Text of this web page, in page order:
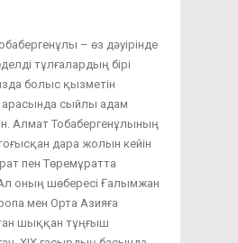
– өз дәуірінде
тұлғалардың бірі
болыс қызметін
сыйлы адам
Алмат Тобабергенұлының
дара жолын кейін
пен Төремұратта
оның шөбересі Ғалымжан
мен Орта Азияға
шыққан тұңғыш